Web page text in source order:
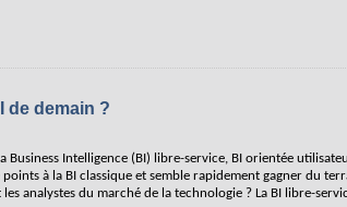
de demain ?
Intelligence (BI) libre-service, BI orientée
à la BI classique et semble rapidement gagner du
analystes du marché de la technologie ? La BI libre-